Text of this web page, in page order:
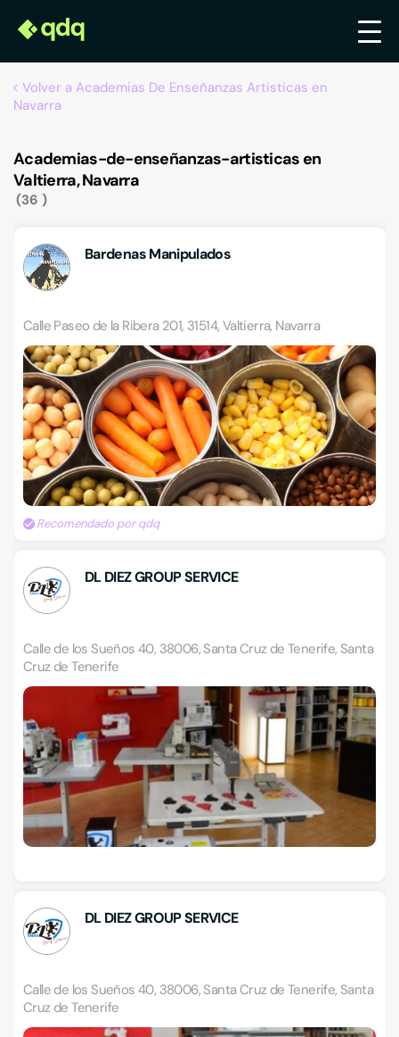
Volver a Academias De Enseñanzas Artisticas en
Navarra
Academias-de-enseñanzas-artisticas en
Valtierra, Navarra
36
Bardenas Manipulados
Calle Paseo de la Ribera 201, 31514, Valtierra, Navarra
Recomendado por qdq
DL DIEZ GROUP SERVICE
Calle de los Sueños 40, 38006, Santa Cruz de Tenerife, Santa
Cruz de Tenerife
DL DIEZ GROUP SERVICE
Calle de los Sueños 40, 38006, Santa Cruz de Tenerife, Santa
Cruz de Tenerife